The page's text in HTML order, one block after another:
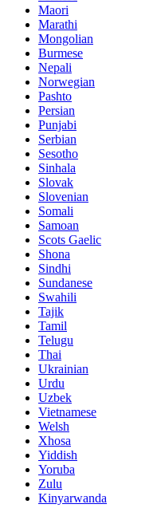
Maori
Marathi
Mongolian
Burmese
Nepali
Norwegian
Pashto
Persian
Punjabi
Serbian
Sesotho
Sinhala
Slovak
Slovenian
Somali
Samoan
Scots Gaelic
Shona
Sindhi
Sundanese
Swahili
Tajik
Tamil
Telugu
Thai
Ukrainian
Urdu
Uzbek
Vietnamese
Welsh
Xhosa
Yiddish
Yoruba
Zulu
Kinyarwanda